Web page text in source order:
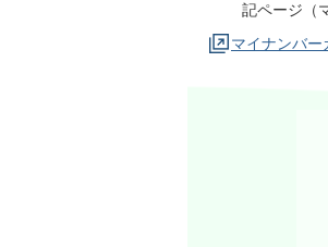
記ページ（
マイナンバー